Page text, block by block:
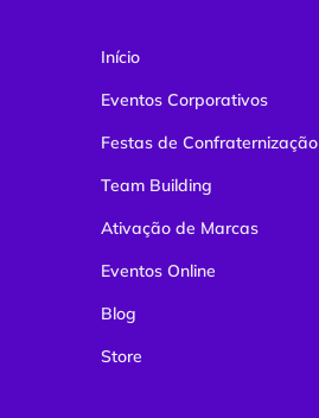
Início
Eventos Corporativos
Festas de Confraternização
Team Building
Ativação de Marcas
Eventos Online
Blog
Store